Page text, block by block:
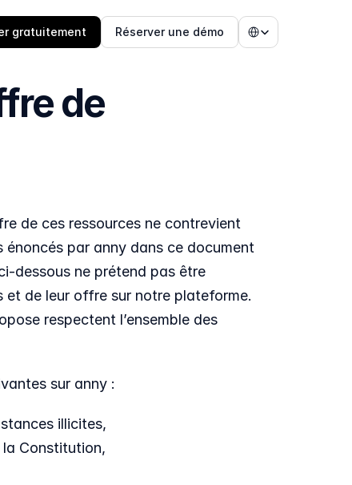
gratuitement Réserver une démo
Select Language
de
de ces ressources ne contrevient
par anny dans ce document
dessous ne prétend pas être
et de leur offre sur notre plateforme.
respectent l’ensemble des
sur anny :
illicites,
la Constitution,